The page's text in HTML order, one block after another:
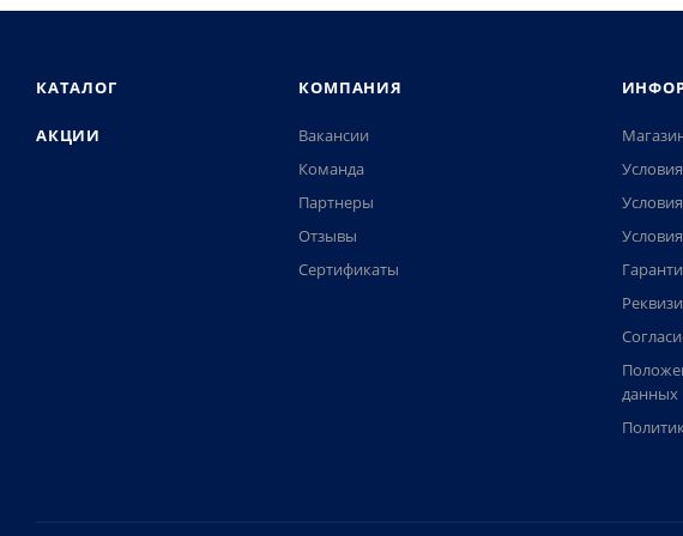
КАТАЛОГ
АКЦИИ
КОМПАНИЯ
Вакансии
Команда
Партнеры
Отзывы
Сертификаты
данных